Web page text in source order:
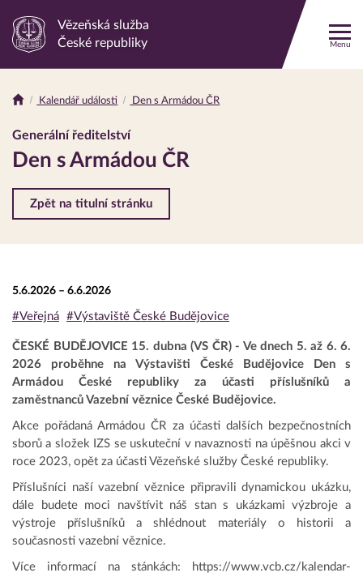
Odkaz
stránku
Vězeňská služba
České republiky
Menu
Drobečková
navigace
Kalendář události Den s Armádou ČR
Generální ředitelství
Den s Armádou ČR
Zpět na titulní stránku
5.6.2026 – 6.6.2026
#Veřejná #Výstaviště České Budějovice
ČESKÉ BUDĚJOVICE 15. dubna (VS ČR) - Ve dnech 5. až 6. 6.
2026 proběhne na Výstavišti České Budějovice Den s
Armádou České republiky za účasti příslušníků a
zaměstnanců Vazební věznice České Budějovice.
Akce pořádaná Armádou ČR za účasti dalších bezpečnostních
sborů a složek IZS se uskuteční v navaznosti na úpěšnou akci v
roce 2023, opět za účasti Vězeňské služby České republiky.
Příslušníci naší vazební věznice připravili dynamickou ukázku,
dále budete moci navštívit náš stan s ukázkami výzbroje a
výstroje příslušníků a shlédnout materiály o historii a
současnosti vazební věznice.
Více informací na stánkách: https://www.vcb.cz/kalendar-